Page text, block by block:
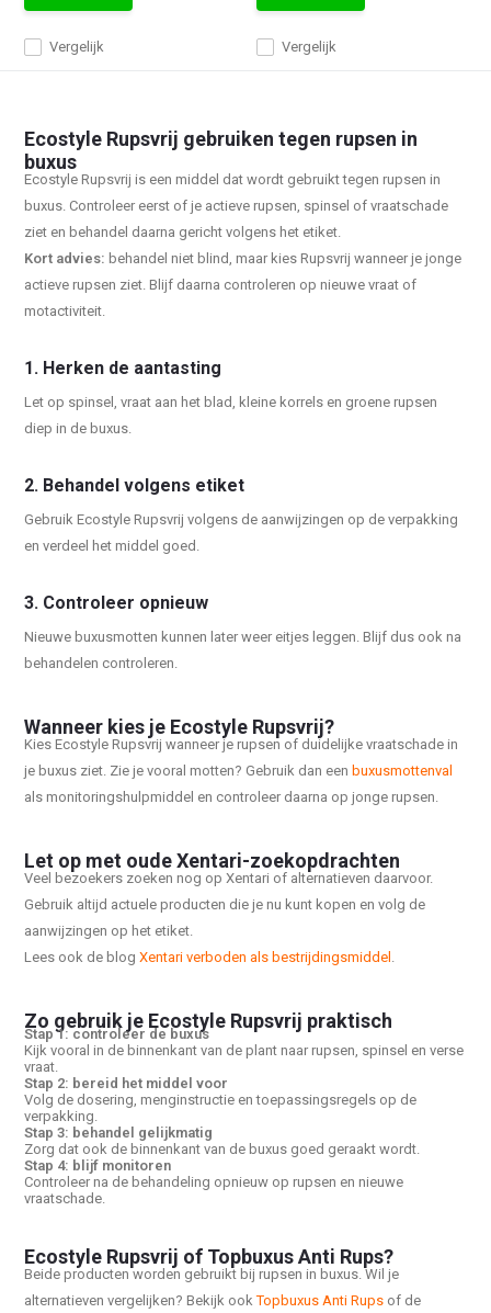
Vergelijk Vergelijk
Ecostyle Rupsvrij gebruiken tegen rupsen in
buxus
Ecostyle Rupsvrij is een middel dat wordt gebruikt tegen rupsen in
buxus. Controleer eerst of je actieve rupsen, spinsel of vraatschade
ziet en behandel daarna gericht volgens het etiket.
Kort advies: behandel niet blind, maar kies Rupsvrij wanneer je jonge
actieve rupsen ziet. Blijf daarna controleren op nieuwe vraat of
motactiviteit.
1. Herken de aantasting
Let op spinsel, vraat aan het blad, kleine korrels en groene rupsen
diep in de buxus.
2. Behandel volgens etiket
Gebruik Ecostyle Rupsvrij volgens de aanwijzingen op de verpakking
en verdeel het middel goed.
3. Controleer opnieuw
Nieuwe buxusmotten kunnen later weer eitjes leggen. Blijf dus ook na
behandelen controleren.
Wanneer kies je Ecostyle Rupsvrij?
Kies Ecostyle Rupsvrij wanneer je rupsen of duidelijke vraatschade in
je buxus ziet. Zie je vooral motten? Gebruik dan een buxusmottenval
als monitoringshulpmiddel en controleer daarna op jonge rupsen.
Let op met oude Xentari-zoekopdrachten
Veel bezoekers zoeken nog op Xentari of alternatieven daarvoor.
Gebruik altijd actuele producten die je nu kunt kopen en volg de
aanwijzingen op het etiket.
Lees ook de blogXentari verboden als bestrijdingsmiddel .
Zo gebruik je Ecostyle Rupsvrij praktisch
Stap 1: controleer de buxus
Kijk vooral in de binnenkant van de plant naar rupsen, spinsel en verse
vraat.
Stap 2: bereid het middel voor
Volg de dosering, menginstructie en toepassingsregels op de
verpakking.
Stap 3: behandel gelijkmatig
Zorg dat ook de binnenkant van de buxus goed geraakt wordt.
Stap 4: blijf monitoren
Controleer na de behandeling opnieuw op rupsen en nieuwe
vraatschade.
Ecostyle Rupsvrij of Topbuxus Anti Rups?
Beide producten worden gebruikt bij rupsen in buxus. Wil je
alternatieven vergelijken? Bekijk ookTopbuxus Anti Rups of de